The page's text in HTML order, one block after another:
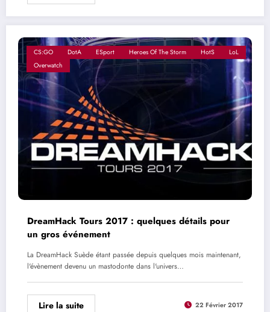
CS:GO DotA ESport Heroes Of The Storm HotS
LoL
Overwatch
DreamHack Tours 2017 : quelques détails pour
un gros événement
La DreamHack Suède étant passée depuis quelques mois maintenant,
l'évènement devenu un mastodonte dans l'univers…
Lire la suite 22 Février 2017